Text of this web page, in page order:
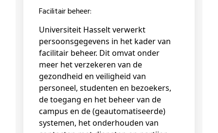
Facilitair beheer:
Universiteit Hasselt verwerkt
persoonsgegevens in het kader van
facilitair beheer. Dit omvat onder
meer het verzekeren van de
gezondheid en veiligheid van
personeel, studenten en bezoekers,
de toegang en het beheer van de
campus en de (geautomatiseerde)
systemen, het onderhouden van